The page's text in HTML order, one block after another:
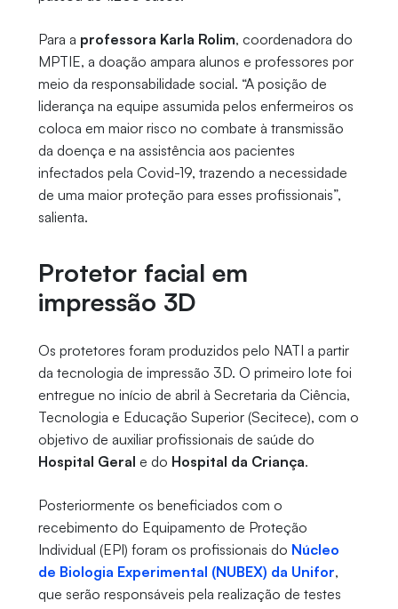
Para a professora Karla Rolim, coordenadora do
MPTIE, a doação ampara alunos e professores por
meio da responsabilidade social. “A posição de
liderança na equipe assumida pelos enfermeiros os
coloca em maior risco no combate à transmissão
da doença e na assistência aos pacientes
infectados pela Covid-19, trazendo a necessidade
de uma maior proteção para esses profissionais”,
salienta.
Protetor facial em
impressão 3D
Os protetores foram produzidos pelo NATI a partir
da tecnologia de impressão 3D. O primeiro lote foi
entregue no início de abril à Secretaria da Ciência,
Tecnologia e Educação Superior (Secitece), com o
objetivo de auxiliar profissionais de saúde do
Hospital Geral e do Hospital da Criança.
Posteriormente os beneficiados com o
recebimento do Equipamento de Proteção
Individual (EPI) foram os profissionais do Núcleo
de Biologia Experimental (NUBEX) da Unifor,
que serão responsáveis pela realização de testes